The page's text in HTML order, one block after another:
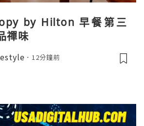
by Hilton 早餐第三
禪味
12分鐘前